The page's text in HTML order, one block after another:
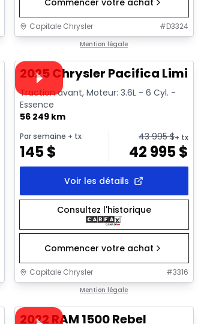
Commencer votre achat
Capitale Chrysler #D3324
Mention légale
Vidéo disponible
Très bonne offre
2025 Chrysler Pacifica Limited
Traction avant, Moteur: 3.6L - 6 Cyl. -
Essence
56 249 km
Par semaine + tx
145$
43 995$+ tx
42 995$
Voir les détails
Consultez l'historique
Commencer votre achat
Capitale Chrysler #3316
Mention légale
Vidéo disponible
Très bonne offre
2022 RAM 1500 Rebel